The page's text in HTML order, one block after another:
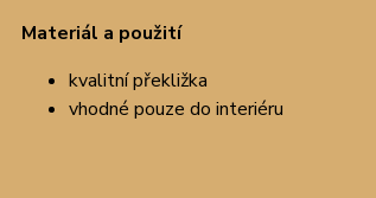
Materiál a použití
kvalitní překližka
vhodné pouze do interiéru